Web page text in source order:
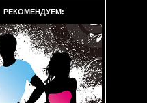
РЕКОМЕНДУЕМ: